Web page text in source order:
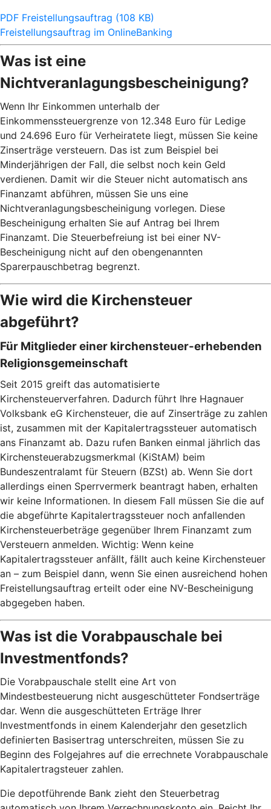
PDF Freistellungsauftrag (108 KB)
Freistellungsauftrag im OnlineBanking
Was ist eine
Nichtveranlagungsbescheinigung?
Wenn Ihr Einkommen unterhalb der
Einkommenssteuergrenze von 12.348 Euro für Ledige
und 24.696 Euro für Verheiratete liegt, müssen Sie keine
Zinserträge versteuern. Das ist zum Beispiel bei
Minderjährigen der Fall, die selbst noch kein Geld
verdienen. Damit wir die Steuer nicht automatisch ans
Finanzamt abführen, müssen Sie uns eine
Nichtveranlagungsbescheinigung vorlegen. Diese
Bescheinigung erhalten Sie auf Antrag bei Ihrem
Finanzamt. Die Steuerbefreiung ist bei einer NV-
Bescheinigung nicht auf den obengenannten
Sparerpauschbetrag begrenzt.
Wie wird die Kirchensteuer
abgeführt?
Für Mitglieder einer kirchensteuer-erhebenden
Religionsgemeinschaft
Seit 2015 greift das automatisierte
Kirchensteuerverfahren. Dadurch führt Ihre Hagnauer
Volksbank eG Kirchensteuer, die auf Zinserträge zu zahlen
ist, zusammen mit der Kapitalertragssteuer automatisch
ans Finanzamt ab. Dazu rufen Banken einmal jährlich das
Kirchensteuerabzugsmerkmal (KiStAM) beim
Bundeszentralamt für Steuern (BZSt) ab. Wenn Sie dort
allerdings einen Sperrvermerk beantragt haben, erhalten
wir keine Informationen. In diesem Fall müssen Sie die auf
die abgeführte Kapitalertragssteuer noch anfallenden
Kirchensteuerbeträge gegenüber Ihrem Finanzamt zum
Versteuern anmelden. Wichtig: Wenn keine
Kapitalertragssteuer anfällt, fällt auch keine Kirchensteuer
an – zum Beispiel dann, wenn Sie einen ausreichend hohen
Freistellungsauftrag erteilt oder eine NV-Bescheinigung
abgegeben haben.
Was ist die Vorabpauschale bei
Investmentfonds?
Die Vorabpauschale stellt eine Art von
Mindestbesteuerung nicht ausgeschütteter Fondserträge
dar. Wenn die ausgeschütteten Erträge Ihrer
Investmentfonds in einem Kalenderjahr den gesetzlich
definierten Basisertrag unterschreiten, müssen Sie zu
Beginn des Folgejahres auf die errechnete Vorabpauschale
Kapitalertragsteuer zahlen.
Die depotführende Bank zieht den Steuerbetrag